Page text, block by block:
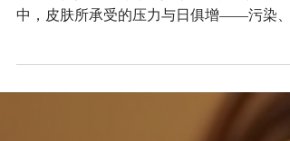
蒙特利尔OxiGeno面部护理：让肌肤焕然重
中，皮肤所承受的压力与日俱增——污染、
的肌肤健康。如果您正在寻找一种既安全有
效，又无需漫长恢复期的面部护理方案，那